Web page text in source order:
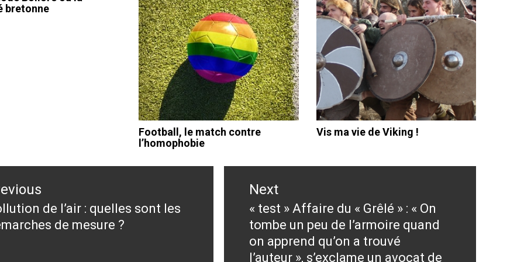
bretonne
Football, le match contre
l’homophobie
Vis ma vie de Viking !
de l’air : quelles sont les
de mesure ?
Next
Next
post:
« test » Affaire du « Grêlé » : « On
tombe un peu de l’armoire quand
on apprend qu’on a trouvé
l’auteur », s’exclame un avocat de